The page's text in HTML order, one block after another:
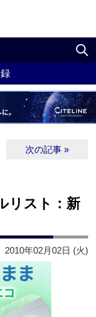
次の記事 »
リスト：新
2010年02月02日 (火)